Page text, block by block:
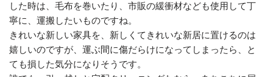
した時は、毛布を巻いたり、市販の緩衝材なども使用して丁
寧に、運搬したいものですね。
きれいな新しい家具を、新しくてきれいな新居に置けるのは
嬉しいのですが、運ぶ間に傷だらけになってしまったら、と
ても損した気分になりそうです。